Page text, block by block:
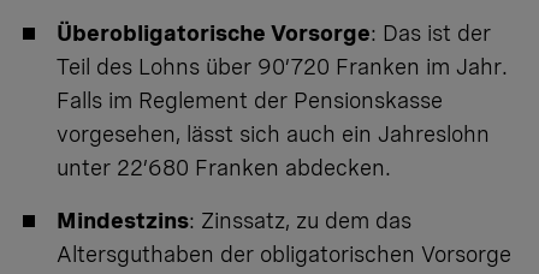
Überobligatorische Vorsorge: Das ist der
Teil des Lohns über 90’720 Franken im Jahr.
Falls im Reglement der Pensionskasse
vorgesehen, lässt sich auch ein Jahreslohn
unter 22’680 Franken abdecken.
Mindestzins: Zinssatz, zu dem das
Altersguthaben der obligatorischen Vorsorge